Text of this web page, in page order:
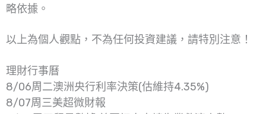
略依據。
以上為個人觀點，不為任何投資建議，請特別注意！
理財行事曆
8/06周二澳洲央行利率決策(估維持4.35%)
8/07周三美超微財報